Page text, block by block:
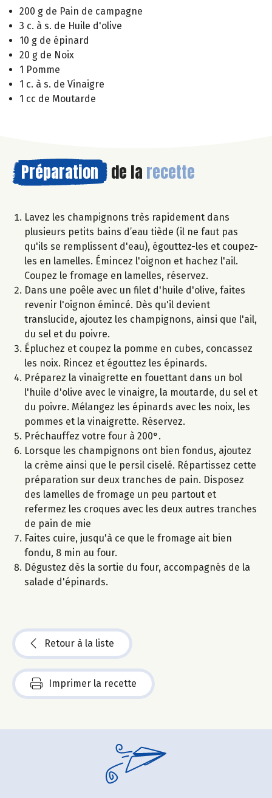
200 g de Pain de campagne
3 c. à s. de Huile d'olive
10 g de épinard
20 g de Noix
1 Pomme
1 c. à s. de Vinaigre
1 cc de Moutarde
Préparation de la recette
Lavez les champignons très rapidement dans
plusieurs petits bains d’eau tiède (il ne faut pas
qu'ils se remplissent d'eau), égouttez-les et coupez-
les en lamelles. Émincez l'oignon et hachez l'ail.
Coupez le fromage en lamelles, réservez.
Dans une poêle avec un filet d'huile d'olive, faites
revenir l'oignon émincé. Dès qu'il devient
translucide, ajoutez les champignons, ainsi que l'ail,
du sel et du poivre.
Épluchez et coupez la pomme en cubes, concassez
les noix. Rincez et égouttez les épinards.
Préparez la vinaigrette en fouettant dans un bol
l'huile d'olive avec le vinaigre, la moutarde, du sel et
du poivre. Mélangez les épinards avec les noix, les
pommes et la vinaigrette. Réservez.
Préchauffez votre four à 200°.
Lorsque les champignons ont bien fondus, ajoutez
la crème ainsi que le persil ciselé. Répartissez cette
préparation sur deux tranches de pain. Disposez
des lamelles de fromage un peu partout et
refermez les croques avec les deux autres tranches
de pain de mie
Faites cuire, jusqu'à ce que le fromage ait bien
fondu, 8 min au four.
Dégustez dès la sortie du four, accompagnés de la
salade d'épinards.
Retour à la liste
Imprimer la recette